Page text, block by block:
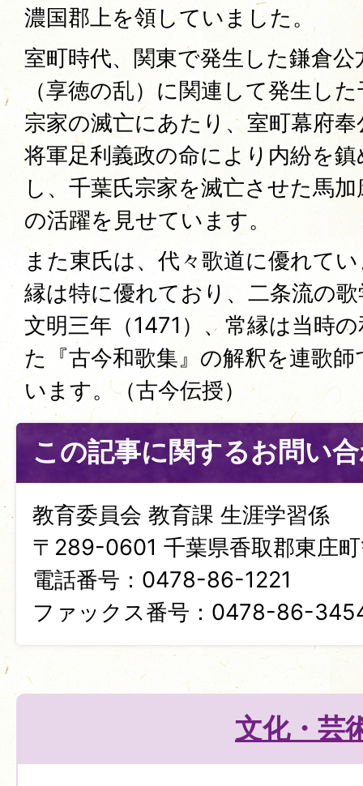
濃国郡上を領していました。
室町時代、関東で発生した鎌倉
（享徳の乱）に関連して発生し
宗家の滅亡にあたり、室町幕府
将軍足利義政の命により内紛を
し、千葉氏宗家を滅亡させた馬
の活躍を見せています。
また東氏は、代々歌道に優れて
縁は特に優れており、二条流の
文明三年（1471）、常縁は当時
た『古今和歌集』の解釈を連歌
います。（古今伝授）
この記事に関するお問い
教育委員会 教育課 生涯学習係
〒289-0601 千葉県香取郡東庄
電話番号：0478-86-1221
ファックス番号：0478-86-
文化・芸